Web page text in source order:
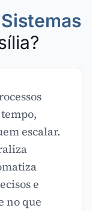
Sistemas
escalar.
e
no que